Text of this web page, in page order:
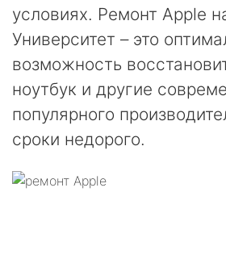
условиях. Ремонт Apple
Университет – это
возможность
ноутбук и другие
популярного
сроки недорого.